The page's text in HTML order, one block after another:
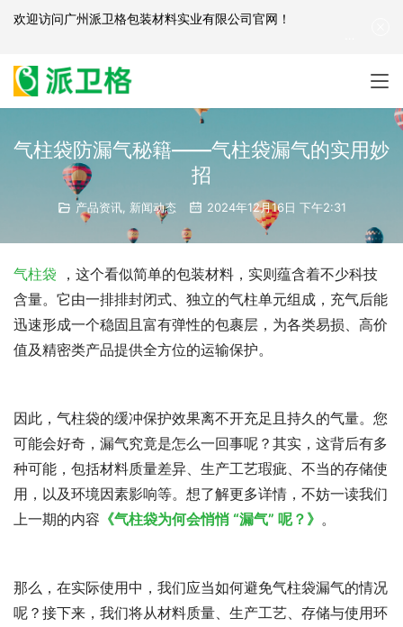
气柱袋防漏气秘籍——气柱袋漏气的实用妙
招
产品资讯, 新闻动态 2024年12月16日 下午2:31
气柱袋 ，这个看似简单的包装材料，实则蕴含着不少科技
含量。它由一排排封闭式、独立的气柱单元组成，充气后能
迅速形成一个稳固且富有弹性的包裹层，为各类易损、高价
值及精密类产品提供全方位的运输保护。
因此，气柱袋的缓冲保护效果离不开充足且持久的气量。您
可能会好奇，漏气究竟是怎么一回事呢？其实，这背后有多
种可能，包括材料质量差异、生产工艺瑕疵、不当的存储使
用，以及环境因素影响等。想了解更多详情，不妨一读我们
上一期的内容 《气柱袋为何会悄悄 “漏气” 呢？》 。
那么，在实际使用中，我们应当如何避免气柱袋漏气的情况
呢？接下来，我们将从材料质量、生产工艺、存储与使用环
欢迎访问广州派卫格包装材料实业有限公司官网 ！